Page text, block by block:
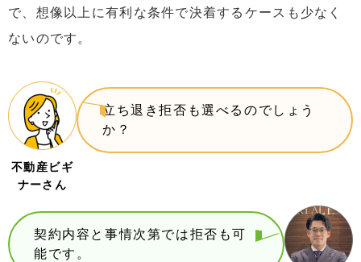
で、想像以上に有利な条件で決着するケースも少なく
ないのです。
不動産ビギ
ナーさん
立ち退き拒否も選べるのでしょう
か？
契約内容と事情次第では拒否も可
能です。